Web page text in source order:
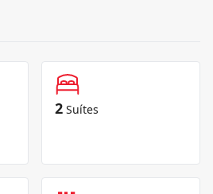
2 Suítes